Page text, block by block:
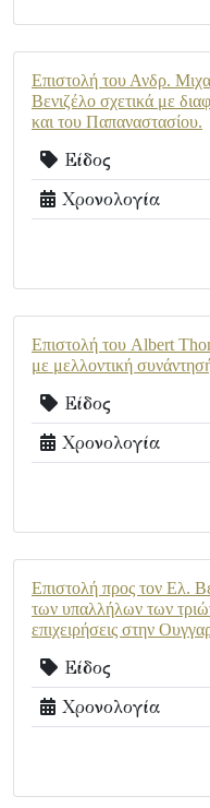
Επιστολή του Ανδρ.
Βενιζέλο σχετικά με
και του Παπαναστασίου.
Είδος
Χρονολογία
Επιστολή του Albert
με μελλοντική
Είδος
Χρονολογία
Επιστολή προς τον Ελ.
των υπαλλήλων των
επιχειρήσεις στην
Είδος
Χρονολογία